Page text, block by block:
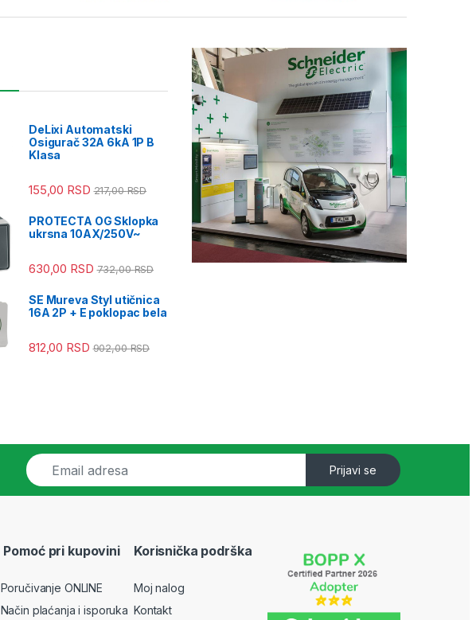
DeLixi Automatski
Osigurač 32A 6kA 1P B
Klasa
155,00 RSD 217,00RSD
PROTECTA OG Sklopka
ukrsna 10AX/250V~
630,00 RSD 732,00RSD
SE Mureva Styl utičnica
16A 2P + E poklopac bela
812,00 RSD 902,00RSD
E
m
a
Prijavi se
Pomoć pri kupovini
Poručivanje ONLINE
Način plaćanja i isporuka
Korisnička podrška
Moj nalog
Kontakt